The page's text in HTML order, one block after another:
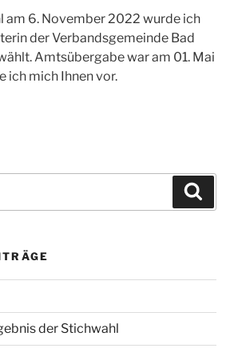
am 6. November 2022 wurde ich
der Verbandsgemeinde Bad
Amtsübergabe war am 01. Mai
ich mich Ihnen vor.
der Stichwahl